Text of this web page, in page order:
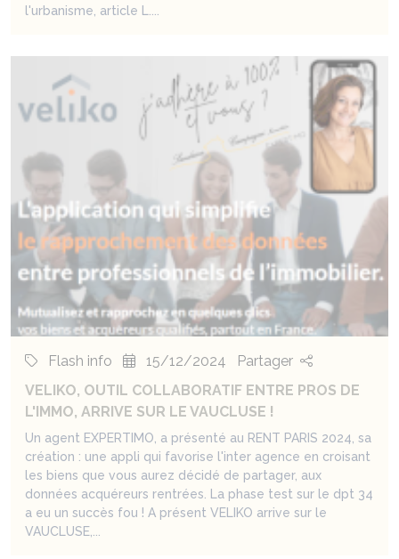
l'urbanisme, article L....
Flash info 15/12/2024
Partager
VELIKO, OUTIL COLLABORATIF ENTRE PROS DE
L'IMMO, ARRIVE SUR LE VAUCLUSE !
Un agent EXPERTIMO, a présenté au RENT PARIS 2024, sa
création : une appli qui favorise l'inter agence en croisant
les biens que vous aurez décidé de partager, aux
données acquéreurs rentrées. La phase test sur le dpt 34
a eu un succès fou ! A présent VELIKO arrive sur le
VAUCLUSE,...